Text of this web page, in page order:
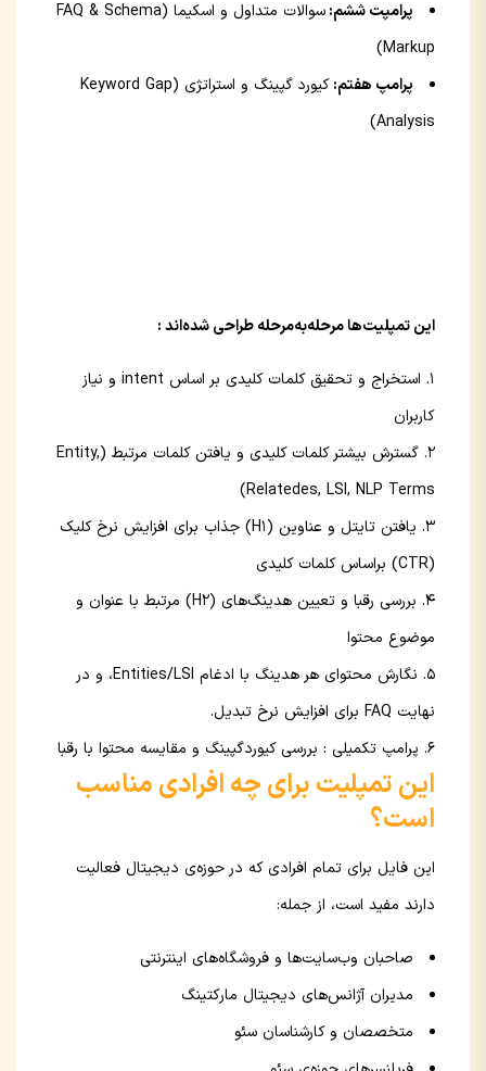
پرامپت ششم:
سوالات متداول و اسکیما (FAQ & Schema
Markup)
پرامپ هفتم:
کیورد گپینگ و استراتژی (Keyword Gap
Analysis)
این تمپلیت‌ها مرحله‌به‌مرحله طراحی شده‌اند :
استخراج و تحقیق کلمات کلیدی بر اساس intent و نیاز
کاربران
گسترش بیشتر کلمات کلیدی و یافتن کلمات مرتبط (Entity,
Relatedes, LSI, NLP Terms)
یافتن تایتل و عناوین (H1) جذاب برای افزایش نرخ کلیک
(CTR) براساس کلمات کلیدی
بررسی رقبا و تعیین هدینگ‌های (H2) مرتبط با عنوان و
موضوع محتوا
نگارش محتوای هر هدینگ با ادغام Entities/LSI، و در
نهایت FAQ برای افزایش نرخ تبدیل.
پرامپ تکمیلی : بررسی کیوردگپینگ و مقایسه محتوا با رقبا
این تمپلیت برای چه افرادی مناسب
است؟
این فایل برای تمام افرادی که در حوزه‌ی دیجیتال فعالیت
دارند مفید است، از جمله:
صاحبان وب‌سایت‌ها و فروشگاه‌های اینترنتی
مدیران آژانس‌های دیجیتال مارکتینگ
متخصصان و کارشناسان سئو